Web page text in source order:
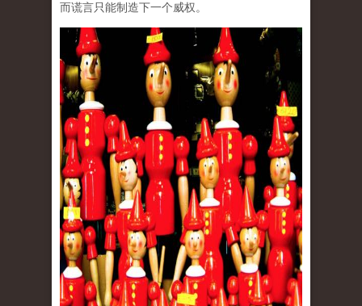
而谎言只能制造下一个威权。